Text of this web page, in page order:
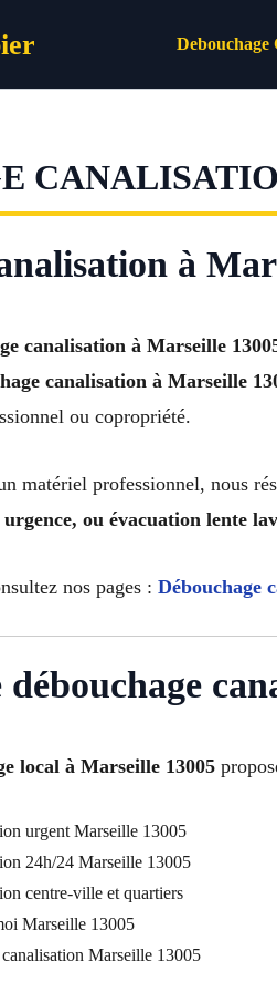
Debouchage
à
canalisation à Marseille
canalisation à Marseille
ou copropriété.
matériel professionnel, nous
ou évacuation lente
nos pages : Débouchage
débouchage
local à Marseille 13005
urgent Marseille 13005
24h/24 Marseille 13005
centre-ville et quartiers
Marseille 13005
Marseille 13005